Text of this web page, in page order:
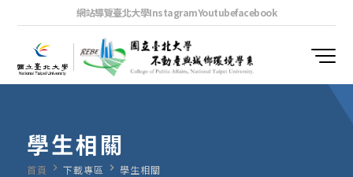
網站導覽臺北大學InstagramYoutubefacebook
學生相關
首頁 navigate_next 下載專區 navigate_next 學生相關